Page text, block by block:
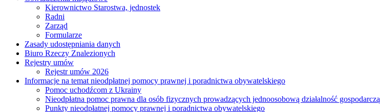
Kierownictwo Starostwa, jednostek
Radni
Zarząd
Formularze
Zasady udostępniania danych
Biuro Rzeczy Znalezionych
Rejestry umów
Rejestr umów 2026
Informacje na temat nieodpłatnej pomocy prawnej i poradnictwa obywatelskiego
Pomoc uchodźcom z Ukrainy
Nieodpłatna pomoc prawna dla osób fizycznych prowadzących jednoosobową działalność gospodarczą
Punkty nieodpłatnej pomocy prawnej i poradnictwa obywatelskiego